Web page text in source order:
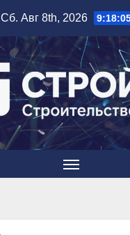
Сб. Авг 8th, 2026